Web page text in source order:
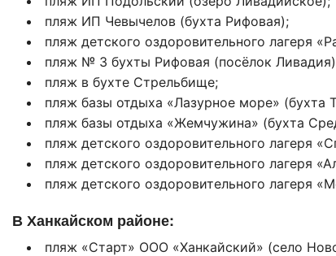
пляж ИП Чевычелов (бухта Рифовая);
пляж детского оздоровительного лагеря
пляж № 3 бухты Рифовая (посёлок
пляж в бухте Стрельбище;
пляж базы отдыха «Лазурное море» (бухта
пляж базы отдыха «Жемчужина» (бухта
пляж детского оздоровительного лагеря
пляж детского оздоровительного лагеря
пляж детского оздоровительного лагеря
В Ханкайском районе:
пляж «Старт» ООО «Ханкайский» (село